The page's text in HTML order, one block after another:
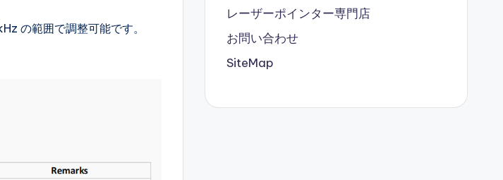
の範囲で調整可能です。
レーザーポインター専門店
お問い合わせ
SiteMap